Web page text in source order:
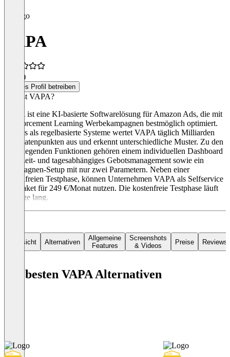
VAPA
(7)
Dieses Profil betreiben
Was ist VAPA?
VAPA ist eine KI-basierte Softwarelösung für Amazon Ads, die mit
Reinforcement Learning Werbekampagnen bestmöglich optimiert.
Anders als regelbasierte Systeme wertet VAPA täglich Milliarden
von Datenpunkten aus und erkennt unterschiedliche Muster. Zu den
grundlegenden Funktionen gehören einem individuellen Dashboard
auch zeit- und tagesabhängiges Gebotsmanagement sowie ein
Kampagnen-Setup mit nur zwei Parametern. Neben einer
kostenfreien Testphase, können Unternehmen VAPA als Selfservice
Pro-Paket für 249 €/Monat nutzen. Die kostenfreie Testphase läuft
30 Tage lang.
Übersicht Alternativen
Allgemeine
Features
Screenshots
& Videos
Preise Reviews
Die besten VAPA Alternativen